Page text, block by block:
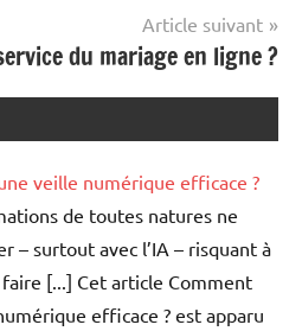
Article suivant
du mariage en ligne ?
veille numérique efficace ?
de toutes natures ne
– surtout avec l’IA – risquant à
[...] Cet article Comment
efficace ? est apparu